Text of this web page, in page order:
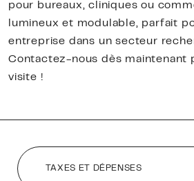
pour bureaux, cliniques ou
lumineux et modulable, parfait
entreprise dans un secteur
Contactez-nous dès maintenant
visite !
TAXES ET DÉPENSES